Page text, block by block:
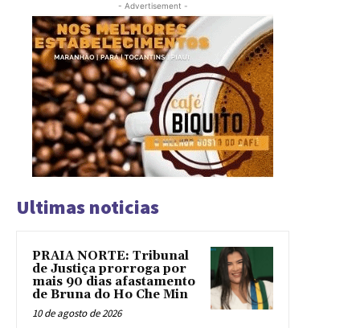
- Advertisement -
Ultimas noticias
PRAIA NORTE: Tribunal
de Justiça prorroga por
mais 90 dias afastamento
de Bruna do Ho Che Min
10 de agosto de 2026